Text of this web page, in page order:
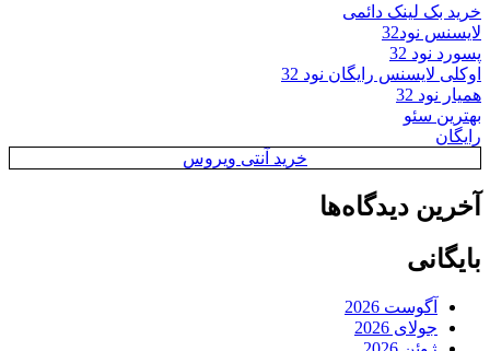
خرید بک لینک دائمی
لایسنس نود32
پسورد نود 32
اوکلی لایسنس رایگان نود 32
همیار نود 32
بهترین سئو
رایگان
خرید آنتی ویروس
آخرین دیدگاه‌ها
بایگانی
آگوست 2026
جولای 2026